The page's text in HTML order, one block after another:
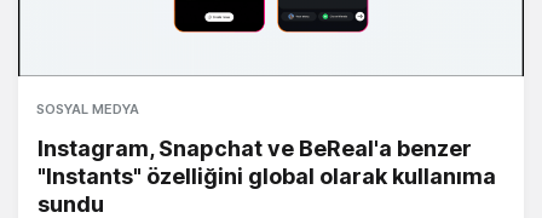
SOSYAL MEDYA
Instagram, Snapchat ve BeReal'a benzer
"Instants" özelliğini global olarak kullanıma
sundu